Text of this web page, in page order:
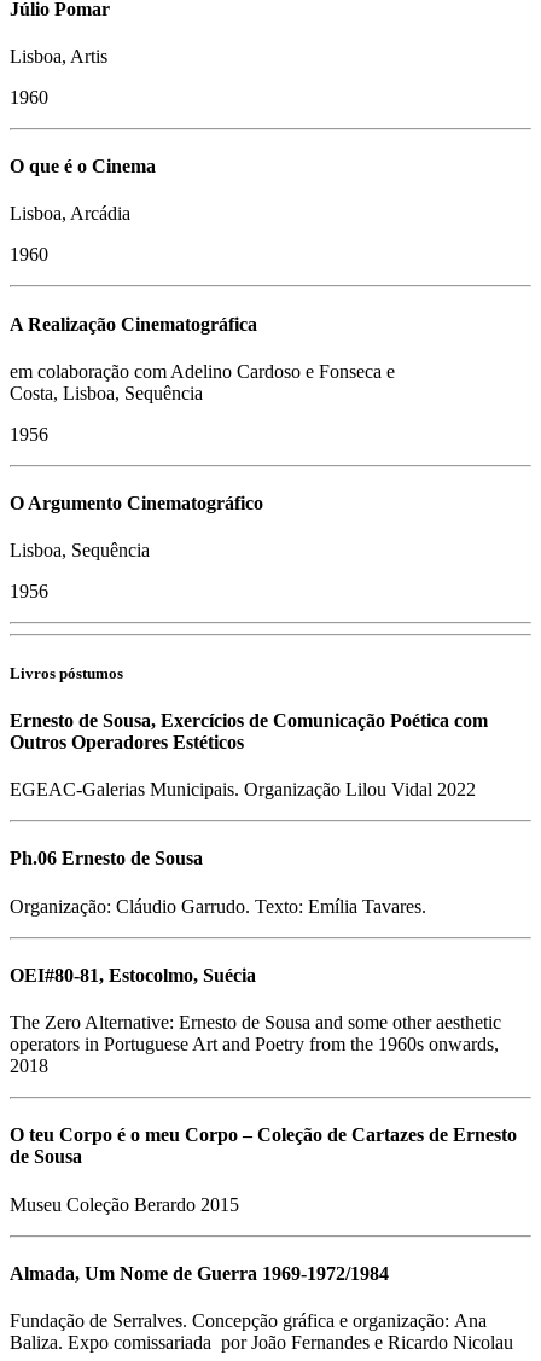
Júlio Pomar
Lisboa, Artis
1960
O que é o Cinema
Lisboa, Arcádia
1960
A Realização Cinematográfica
em colaboração com Adelino Cardoso e Fonseca e
Costa, Lisboa, Sequência
1956
O Argumento Cinematográfico
Lisboa, Sequência
1956
Livros póstumos
Ernesto de Sousa, Exercícios de Comunicação Poética com
Outros Operadores Estéticos
EGEAC-Galerias Municipais. Organização Lilou Vidal 2022
Ph.06 Ernesto de Sousa
Organização: Cláudio Garrudo. Texto: Emília Tavares.
OEI#80-81, Estocolmo, Suécia
The Zero Alternative: Ernesto de Sousa and some other aesthetic
operators in Portuguese Art and Poetry from the 1960s onwards,
2018
O teu Corpo é o meu Corpo – Coleção de Cartazes de Ernesto
de Sousa
Museu Coleção Berardo 2015
Almada, Um Nome de Guerra 1969-1972/1984
Fundação de Serralves. Concepção gráfica e organização: Ana
Baliza. Expo comissariada por João Fernandes e Ricardo Nicolau